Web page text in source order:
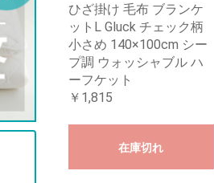
ひざ掛け 毛布 ブランケ
ットL Gluck チェック柄
小さめ 140×100cm シー
プ調 ウォッシャブル ハ
ーフケット
￥1,815
在庫切れ